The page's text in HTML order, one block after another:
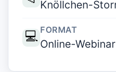
Knöllchen-
💻 FORMAT
Online-